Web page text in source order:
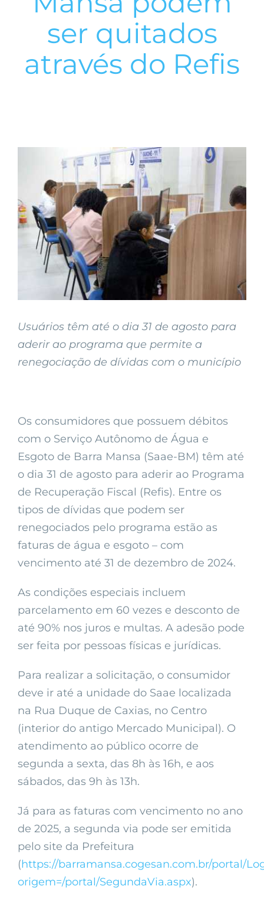
ser quitados
através do Refis
Image
Usuários têm até o dia 31 de agosto para
aderir ao programa que permite a
renegociação de dívidas com o município
Os consumidores que possuem débitos
com o Serviço Autônomo de Água e
Esgoto de Barra Mansa (Saae-BM) têm até
o dia 31 de agosto para aderir ao Programa
de Recuperação Fiscal (Refis). Entre os
tipos de dívidas que podem ser
renegociados pelo programa estão as
faturas de água e esgoto – com
vencimento até 31 de dezembro de 2024.
As condições especiais incluem
parcelamento em 60 vezes e desconto de
até 90% nos juros e multas. A adesão pode
ser feita por pessoas físicas e jurídicas.
Para realizar a solicitação, o consumidor
deve ir até a unidade do Saae localizada
na Rua Duque de Caxias, no Centro
(interior do antigo Mercado Municipal). O
atendimento ao público ocorre de
segunda a sexta, das 8h às 16h, e aos
sábados, das 9h às 13h.
Já para as faturas com vencimento no ano
de 2025, a segunda via pode ser emitida
pelo site da Prefeitura
(https://barramansa.cogesan.com.br/portal/
origem=/portal/SegundaVia.aspx).